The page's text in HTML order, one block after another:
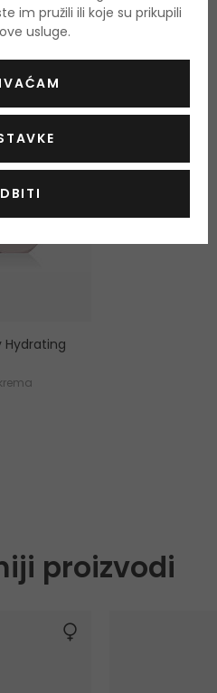
Hydrating
proizvodi
im pružili ili koje su prikupili
usluge.